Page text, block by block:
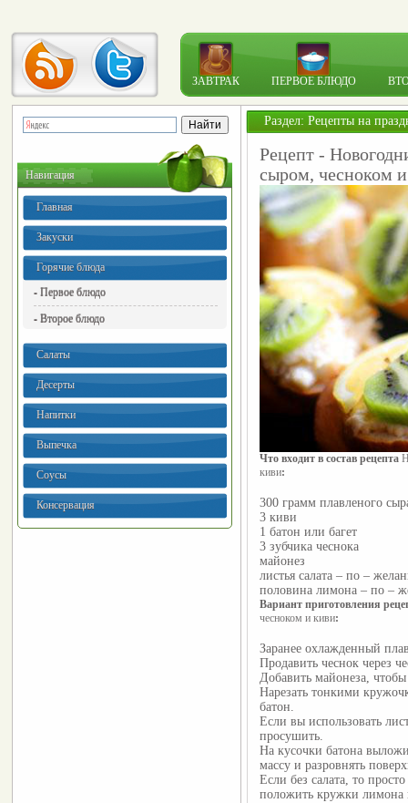
ЗАВТРАК ПЕРВОЕ БЛЮДО
Навигация
Главная
Закуски
Горячие блюда
- Первое блюдо
- Второе блюдо
Салаты
Десерты
Напитки
Выпечка
Соусы
Консервация
Раздел: Рецепты на
Рецепт -
сыром, чесноком
Что входит в состав рецепта
киви:
300 грамм плавленого
3 киви
1 батон или багет
3 зубчика чеснока
майонез
листья салата – по –
половина лимона – по –
Вариант приготовления
чесноком и киви:
Заранее охлажденный
Продавить чеснок через
Добавить майонеза,
Нарезать тонкими
батон.
Если вы использовать
просушить.
На кусочки батона
массу и разровнять
Если без салата, то
положить кружки лимона